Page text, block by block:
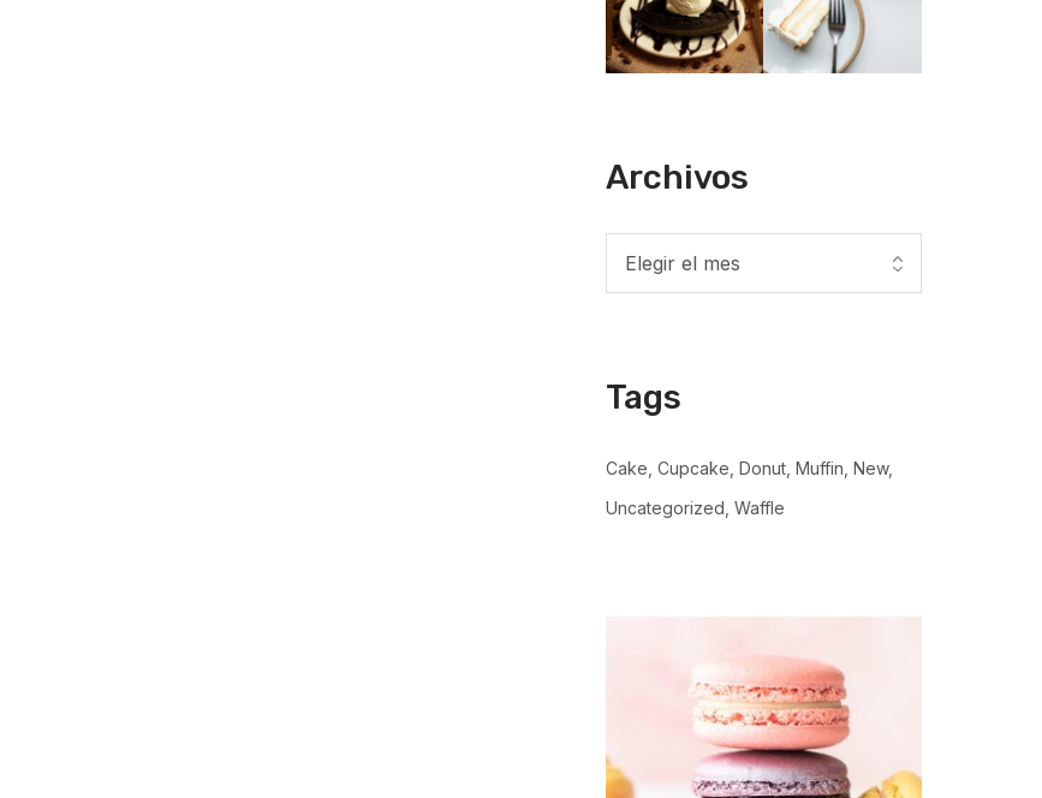
Archivos
Tags
Cake Cupcake Donut Muffin New
Uncategorized Waffle